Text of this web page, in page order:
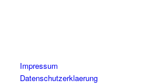
Impressum
Datenschutzerklaerung